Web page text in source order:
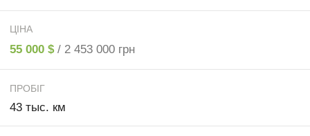
ЦІНА
55 000 $ / 2 453 000 грн
ПРОБІГ
43 тыс. км